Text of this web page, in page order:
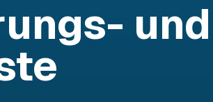
und